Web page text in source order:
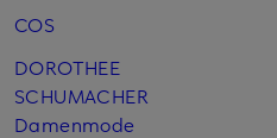
COS
DOROTHEE
SCHUMACHER
Damenmode